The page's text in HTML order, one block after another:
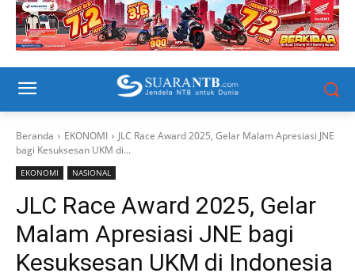
Beranda EKONOMI
JLC Race Award 2025, Gelar Malam Apresiasi JNE
bagi Kesuksesan UKM di...
EKONOMI NASIONAL
JLC Race Award 2025, Gelar
Malam Apresiasi JNE bagi
Kesuksesan UKM di Indonesia